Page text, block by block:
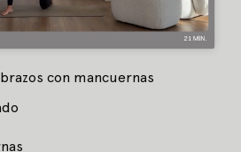
con mancuernas